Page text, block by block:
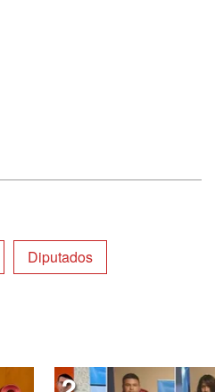
Diputados